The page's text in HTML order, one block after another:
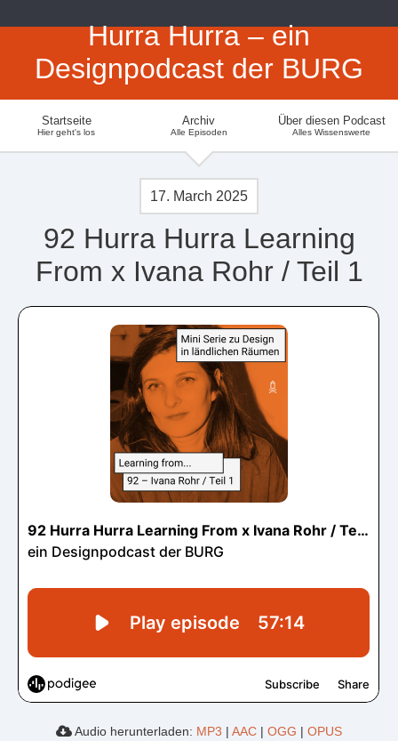
Hurra Hurra – ein
Designpodcast der BURG
Startseite
Hier geht's los
Archiv
Alle Episoden
Über diesen Podcast
Alles Wissenswerte
17. March 2025
92 Hurra Hurra Learning
From x Ivana Rohr / Teil 1
Audio herunterladen: MP3 | AAC | OGG | OPUS